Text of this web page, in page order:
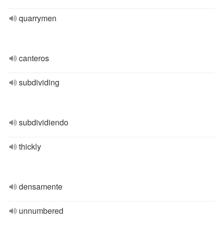
quarrymen
canteros
subdividing
subdividiendo
thickly
densamente
unnumbered